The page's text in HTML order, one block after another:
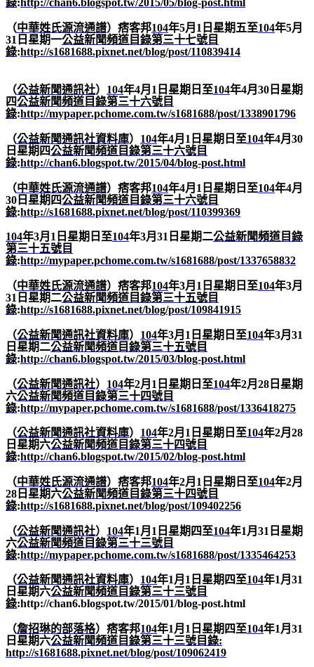
錄: http://chan6.blogspot.tw/2015/05/blog-post.html
（中華姓氏源流通譜）痞客邦104年5月 1 日星期五至104年5月
31 日星期一公益新聞頻道目錄第三十七號目
錄:http://s1681688.pixnet.net/blog/post/110839414
（公益新聞通訊社） 104年4月 1 日星期日至104年4月 30 日星期
四公益新聞頻道目錄第三十六號目
錄:http://mypaper.pchome.com.tw/s1681688/post/1338901796
（公益新聞通訊社資料庫） 104年4月 1 日星期日至104年4月 30
日星期四公益新聞頻道目錄第三十六號目
錄:http://chan6.blogspot.tw/2015/04/blog-post.html
（中華姓氏源流通譜）痞客邦104年4月 1 日星期日至104年4月
30 日星期四公益新聞頻道目錄第三十六號目
錄:http://s1681688.pixnet.net/blog/post/110399369
104年3月 1 日星期日至104年3月 31 日星期二公益新聞頻道目錄
第三十五號目
錄:http://mypaper.pchome.com.tw/s1681688/post/1337658832
（中華姓氏源流通譜）痞客邦104年3月 1 日星期日至104年3月
31 日星期二公益新聞頻道目錄第三十五號目
錄:http://s1681688.pixnet.net/blog/post/109841915
（公益新聞通訊社資料庫） 104年3月 1 日星期日至104年3月 31
日星期二公益新聞頻道目錄第三十五號目
錄:http://chan6.blogspot.tw/2015/03/blog-post.html
（公益新聞通訊社） 104年2月 1 日星期日至104年2月 28 日星期
六公益新聞頻道目錄第三十四號目
錄:http://mypaper.pchome.com.tw/s1681688/post/1336418275
（公益新聞通訊社資料庫） 104年2月 1 日星期日至104年2月 28
日星期六公益新聞頻道目錄第三十四號目
錄:http://chan6.blogspot.tw/2015/02/blog-post.html
（中華姓氏源流通譜）痞客邦104年2月 1 日星期日至104年2月
28 日星期六公益新聞頻道目錄第三十四號目
錄:http://s1681688.pixnet.net/blog/post/109402256
（公益新聞通訊社） 104年1 月 1 日星期四至104年1 月 31 日星期
六公益新聞頻道目錄第三十三號目
錄:http://mypaper.pchome.com.tw/s1681688/post/1335464253
（公益新聞通訊社資料庫） 104年1月 1 日星期四至104年1月 31
日星期六公益新聞頻道目錄第三十三號目
錄:http://chan6.blogspot.tw/2015/01/blog-post.html
（詹招琳的部落格）痞客邦104年1 月 1 日星期四至104年1 月 31
日星期六公益新聞頻道目錄第三十三號目錄:
http://s1681688.pixnet.net/blog/post/109062419